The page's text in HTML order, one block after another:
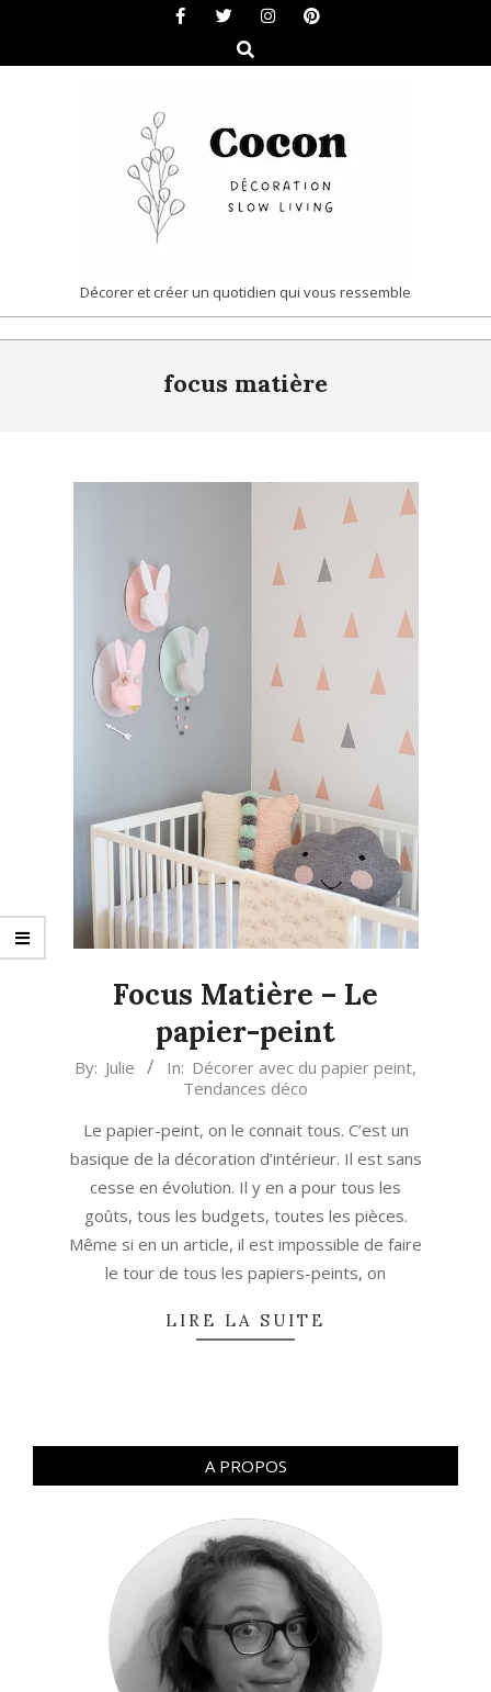
content
Search
COCON
|
DÉCORATION
LIVING
Décorer et créer un quotidien qui vous ressemble
focus matière
Focus Matière – Le
papier-peint
2015-
By: Julie In: Décorer avec du papier peint,
Tendances déco
Le papier-peint, on le connait tous. C’est un
basique de la décoration d’intérieur. Il est sans
cesse en évolution. Il y en a pour tous les
goûts, tous les budgets, toutes les pièces.
Même si en un article, il est impossible de faire
le tour de tous les papiers-peints, on
LIRE LA SUITE
A PROPOS